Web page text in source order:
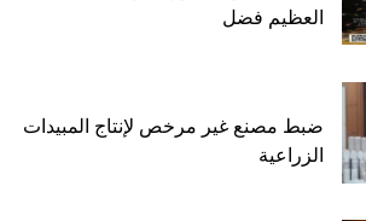
العظيم فضل
ضبط مصنع غير مرخص لإنتاج المبيدات
الزراعية